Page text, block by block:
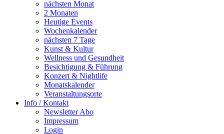
nächsten Monat
2 Monaten
Heutige Events
Wochenkalender
nächsten 7 Tage
Kunst & Kultur
Wellness und Gesundheit
Besichtigung & Führung
Konzert & Nightlife
Monatskalender
Veranstaltungsorte
Info / Kontakt
Newsletter Abo
Impressum
Login